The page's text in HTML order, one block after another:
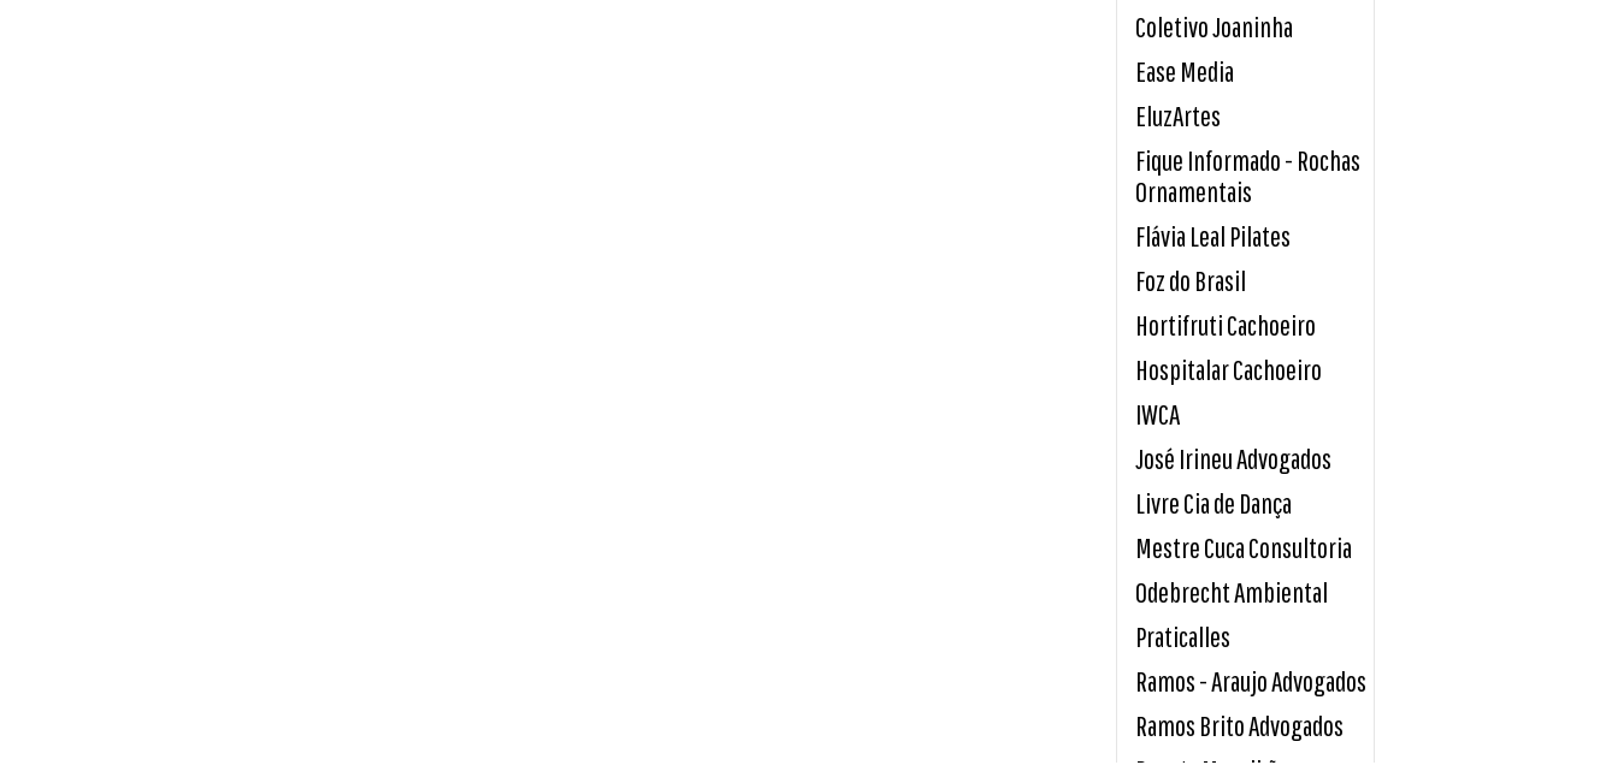
Coletivo Joaninha
Ease Media
EluzArtes
Fique Informado - Rochas
Ornamentais
Flávia Leal Pilates
Foz do Brasil
Hortifruti Cachoeiro
Hospitalar Cachoeiro
IWCA
José Irineu Advogados
Livre Cia de Dança
Mestre Cuca Consultoria
Odebrecht Ambiental
Praticalles
Ramos - Araujo Advogados
Ramos Brito Advogados
Renata Magalhães